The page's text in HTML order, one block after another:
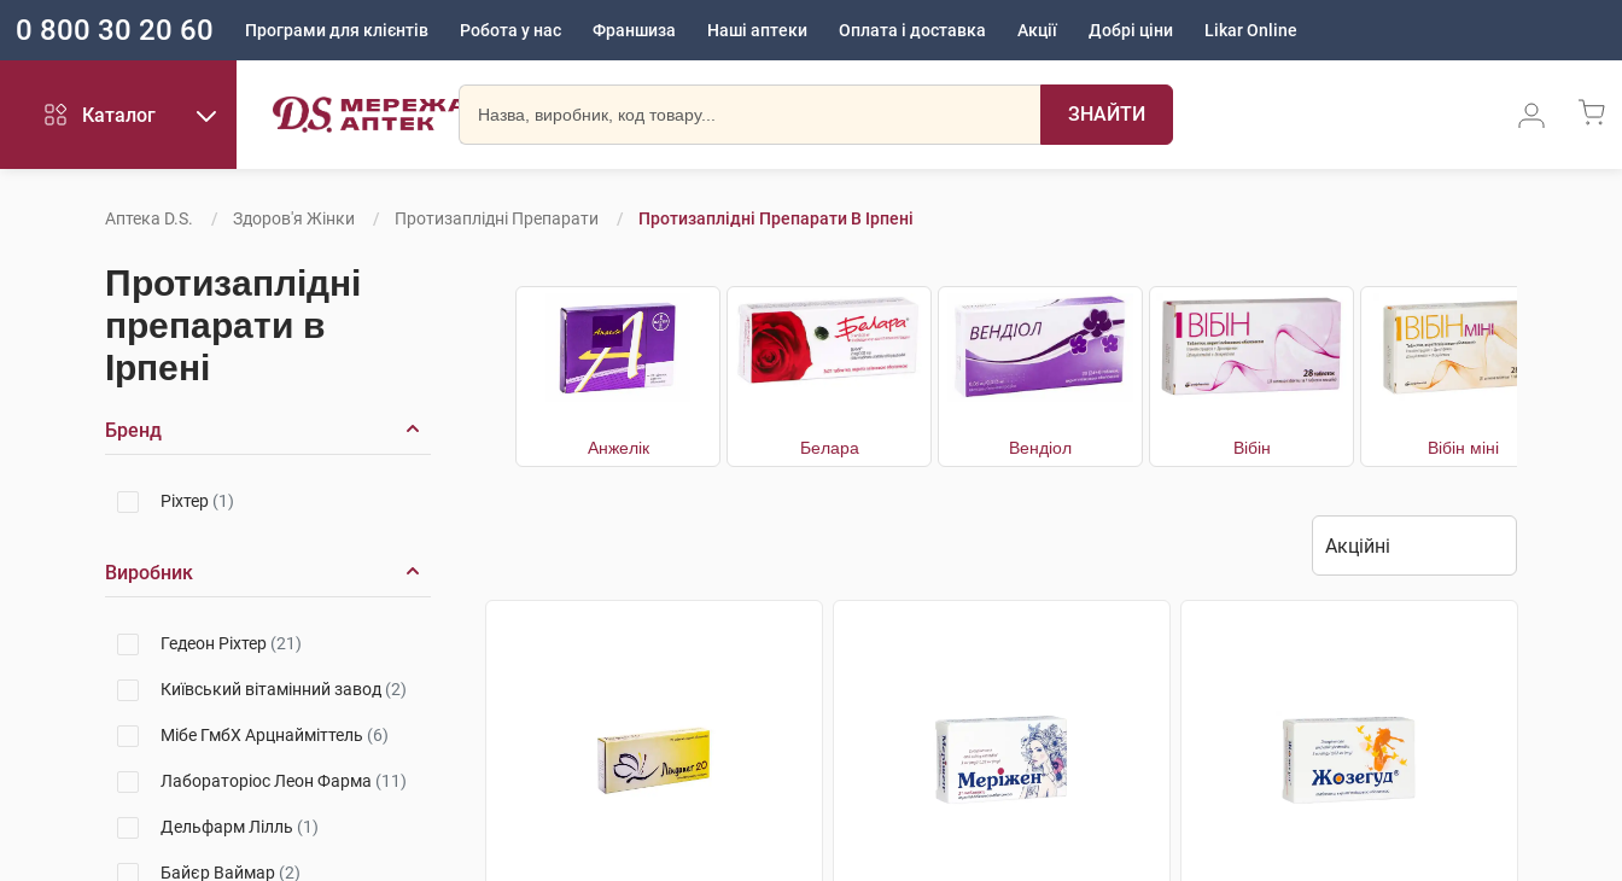
0 800 30 20 60 Програми для клієнтів Робота у нас Франшиза Наші аптеки Оплата і доставка Акції Добрі ціни Likar Online
Каталог ЗНАЙТИ
Аптека D.S. Здоров'я Жінки Протизаплідні Препарати Протизаплідні Препарати В Ірпені
Протизаплідні
препарати в
Ірпені
Бренд
Ріхтер (1)
Виробник
Гедеон Ріхтер (21)
Київський вітамінний завод (2)
Мібе ГмбХ Арцнайміттель (6)
Лабораторіос Леон Фарма (11)
Дельфарм Лілль (1)
Байєр Ваймар (2)
Анжелік Белара Вендіол Вібін Вібін міні